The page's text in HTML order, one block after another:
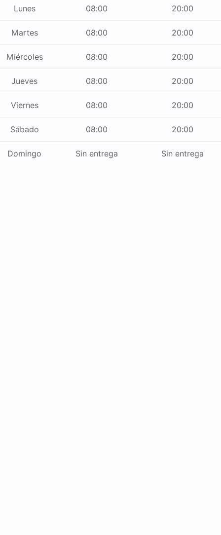
Lunes 08:00 20:00
Martes 08:00 20:00
Miércoles 08:00 20:00
Jueves 08:00 20:00
Viernes 08:00 20:00
Sábado 08:00 20:00
Domingo Sin entrega Sin entrega